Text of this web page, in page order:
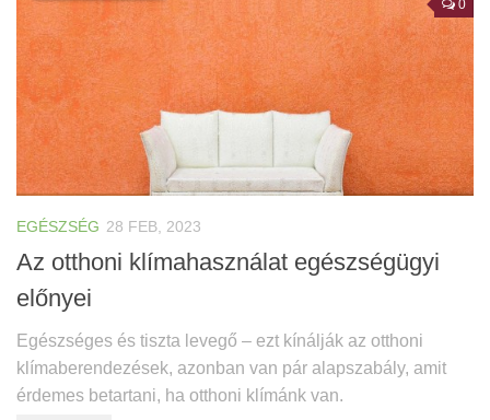
0
EGÉSZSÉG 28 FEB, 2023
Az otthoni klímahasználat egészségügyi
előnyei
Egészséges és tiszta levegő – ezt kínálják az otthoni
klímaberendezések, azonban van pár alapszabály, amit
érdemes betartani, ha otthoni klímánk van.